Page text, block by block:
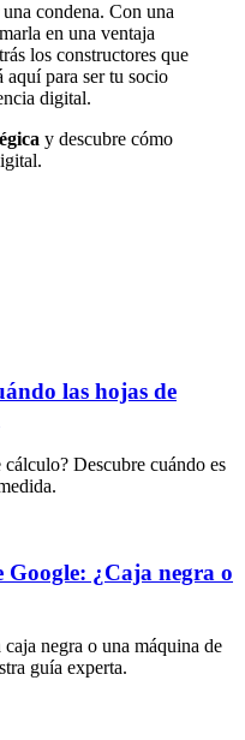
condena. Con una
en una ventaja
los constructores que
aquí para ser tu socio
digital.
y descubre cómo
las hojas de
cálculo? Descubre cuándo es
¿Caja negra o
negra o una máquina de
guía experta.